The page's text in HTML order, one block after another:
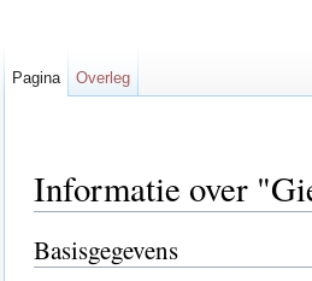
Informatie over
Basisgegevens
Pagina Overleg